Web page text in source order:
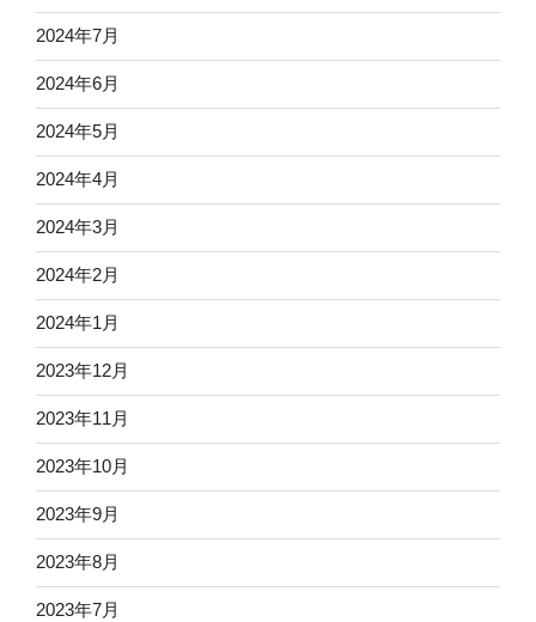
2024年7月
2024年6月
2024年5月
2024年4月
2024年3月
2024年2月
2024年1月
2023年12月
2023年11月
2023年10月
2023年9月
2023年8月
2023年7月